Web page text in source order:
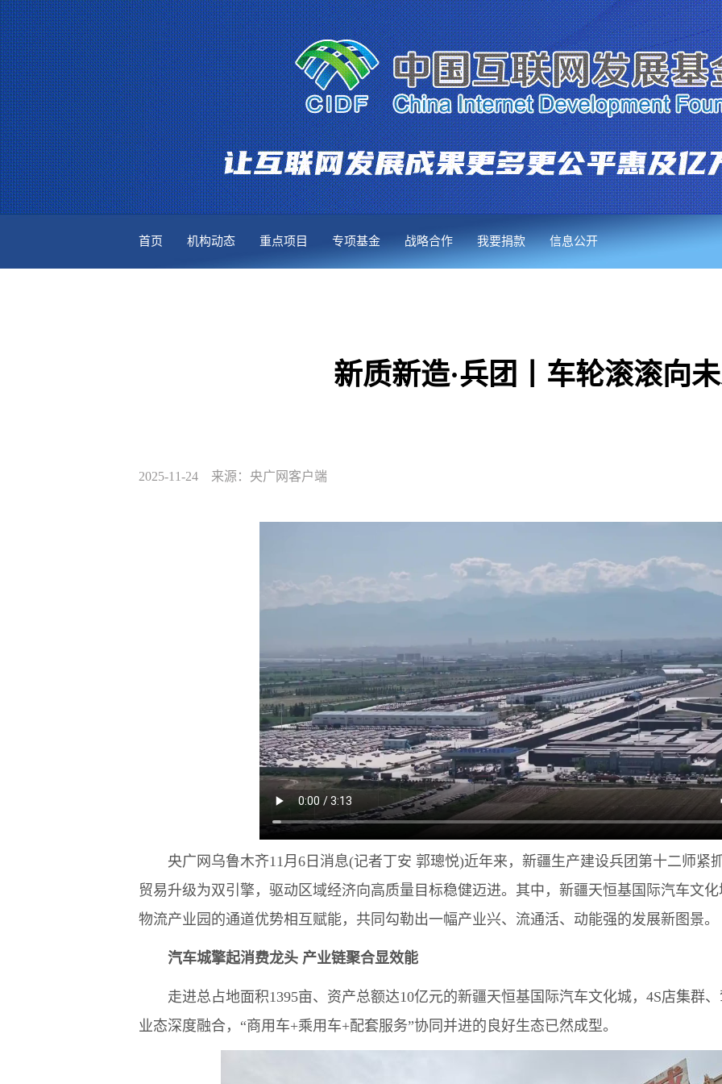
首页 机构动态 重点项目 专项基金 战略合作 我要捐款 信息公开
新质新造·兵团丨车轮滚滚向
2025-11-24 来源：央广网客户端
央广网乌鲁木齐11月6日消息(记者丁安 郭璁悦)近年来，新疆生产建设兵团第十二师紧
贸易升级为双引擎，驱动区域经济向高质量目标稳健迈进。其中，新疆天恒基国际汽车文
物流产业园的通道优势相互赋能，共同勾勒出一幅产业兴、流通活、动能强的发展新图景。
汽车城擎起消费龙头 产业链聚合显效能
走进总占地面积1395亩、资产总额达10亿元的新疆天恒基国际汽车文化城，4S店集群
业态深度融合，“商用车+乘用车+配套服务”协同并进的良好生态已然成型。